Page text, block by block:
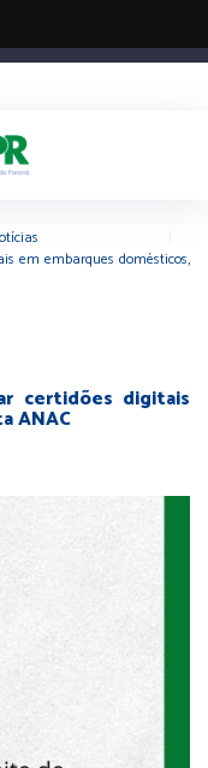
em embarques domésticos,
certidões digitais
ANAC